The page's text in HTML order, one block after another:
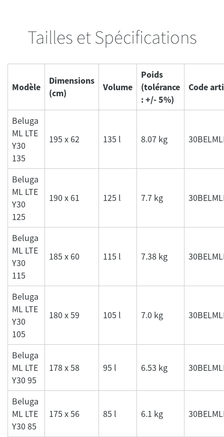
Tailles et Spécifications
Modèle
Dimensions
(cm)
Volume
Poids
(tolérance
: +/- 5%)
Code
Beluga
ML LTE
Y30
135
195 x 62 135 l 8.07 kg
Beluga
ML LTE
Y30
125
190 x 61 125 l 7.7 kg
Beluga
ML LTE
Y30
115
185 x 60 115 l 7.38 kg
Beluga
ML LTE
Y30
105
180 x 59 105 l 7.0 kg
Beluga
ML LTE
Y30 95
178 x 58 95 l 6.53 kg
Beluga
ML LTE
Y30 85
175 x 56 85 l 6.1 kg